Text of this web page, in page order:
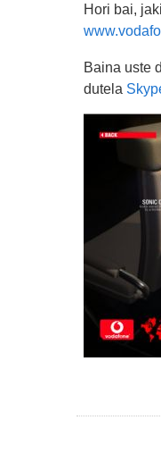
Hori bai,
Baina uste
dutela